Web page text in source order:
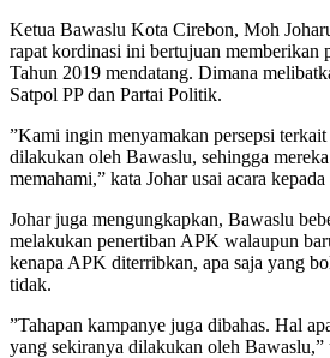
Ketua Bawaslu Kota Cirebon, Moh
rapat kordinasi ini bertujuan memberikan
Tahun 2019 mendatang. Dimana
Satpol PP dan Partai Politik.
”Kami ingin menyamakan persepsi
dilakukan oleh Bawaslu, sehingga
memahami,” kata Johar usai acara
Johar juga mengungkapkan, Bawaslu
melakukan penertiban APK walaupun
kenapa APK diterribkan, apa saja yang
tidak.
”Tahapan kampanye juga dibahas. Hal
yang sekiranya dilakukan oleh Bawaslu,”